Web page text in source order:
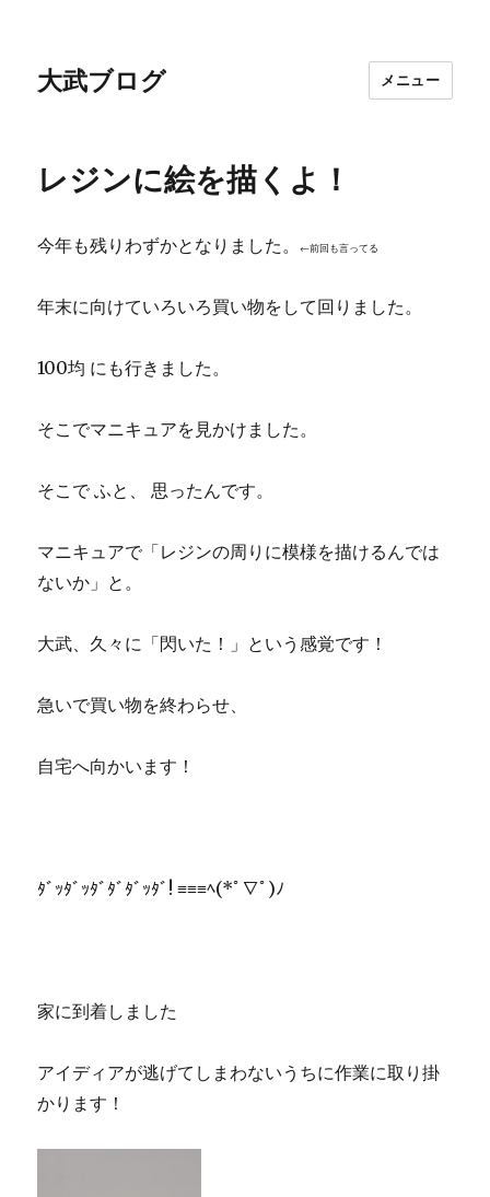
大武ブログ メニュー
レジンに絵を描くよ！
今年も残りわずかとなりました。←前回も言ってる
年末に向けていろいろ買い物をして回りました。
100均 にも行きました。
そこでマニキュアを見かけました。
そこで ふと、 思ったんです。
マニキュアで「レジンの周りに模様を描けるんでは
ないか」と。
大武、久々に「閃いた！」という感覚です！
急いで買い物を終わらせ、
自宅へ向かいます！
ﾀﾞｯﾀﾞｯﾀﾞﾀﾞﾀﾞｯﾀﾞ! ≡≡≡ﾍ(*ﾟ∇ﾟ)ﾉ
家に到着しました
アイディアが逃げてしまわないうちに作業に取り掛
かります！